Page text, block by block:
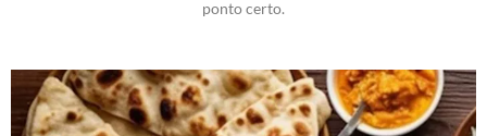
ponto certo.